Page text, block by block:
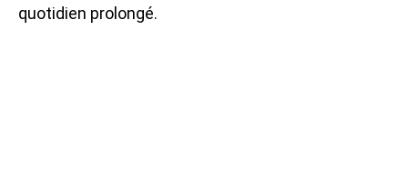
quotidien prolongé.